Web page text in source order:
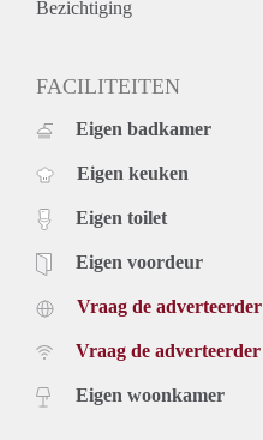
Bezichtiging
FACILITEITEN
Eigen badkamer
Eigen keuken
Eigen toilet
Eigen voordeur
Vraag de adverteerder
Vraag de adverteerder
Eigen woonkamer